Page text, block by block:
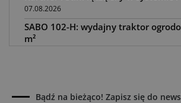
07.08.2026
SABO 102-H: wydajny traktor
m²
05.08.2026
Bądź na bieżąco! Zapisz się do